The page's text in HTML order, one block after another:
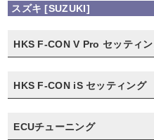
スズキ [SUZUKI]
HKS F-CON V Pro セッティ
HKS F-CON iS セッティング
ECUチューニング